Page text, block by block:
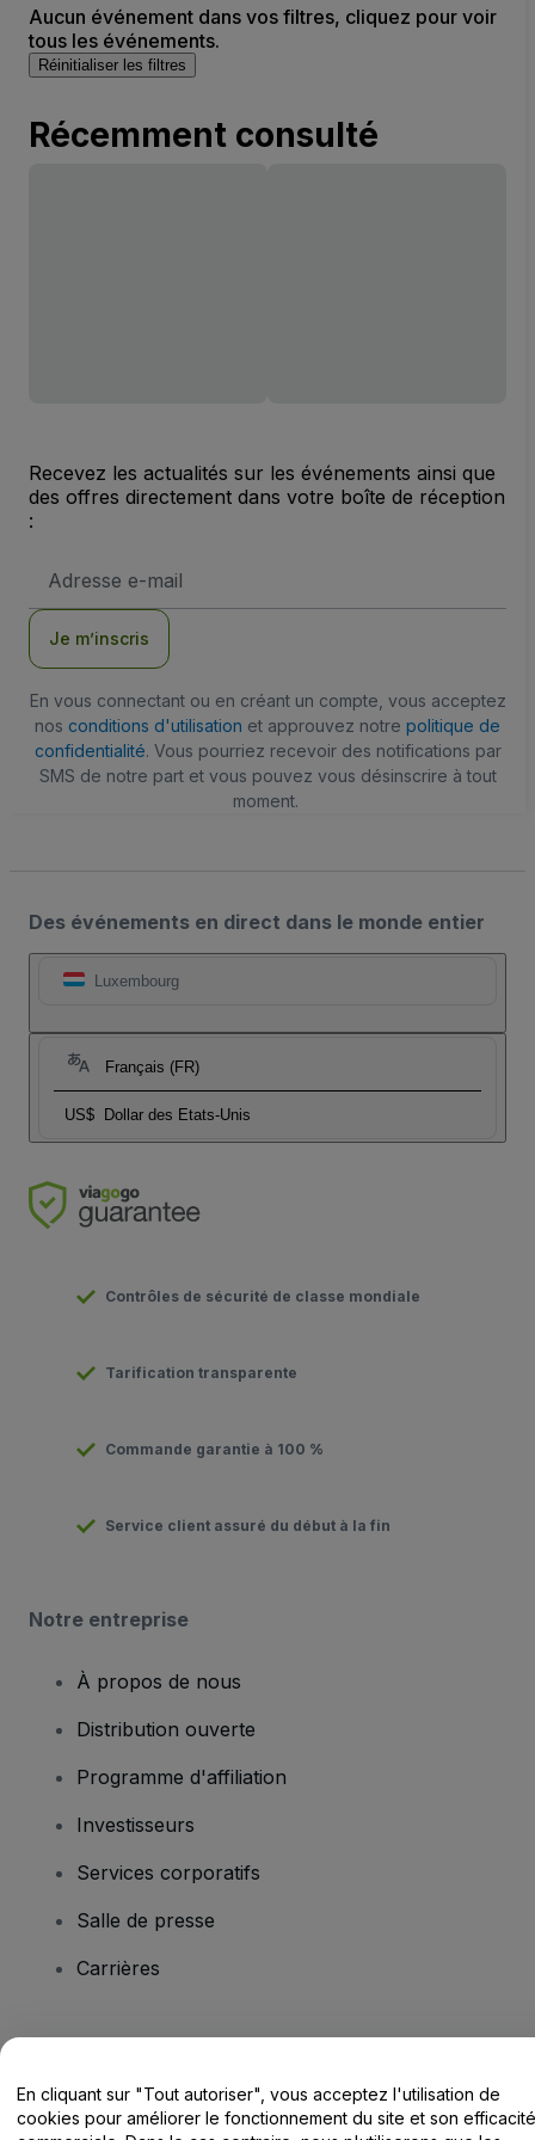
Aucun événement dans vos filtres, cliquez pour voir
tous les événements.
Réinitialiser les filtres
Récemment consulté
Recevez les actualités sur les événements ainsi que
des offres directement dans votre boîte de réception
:
e-
Je m’inscris
En vous connectant ou en créant un compte, vous acceptez
nos conditions d'utilisation et approuvez notre politique de
confidentialité. Vous pourriez recevoir des notifications par
SMS de notre part et vous pouvez vous désinscrire à tout
moment.
Des événements en direct dans le monde entier
Luxembourg
Français (FR)
US$ Dollar des Etats-Unis
Contrôles de sécurité de classe mondiale
Tarification transparente
Commande garantie à 100 %
Service client assuré du début à la fin
Notre entreprise
À propos de nous
Distribution ouverte
Programme d'affiliation
Investisseurs
Services corporatifs
Salle de presse
Carrières
Centre d'assistance / Nous contacter
En cliquant sur "Tout autoriser", vous acceptez l'utilisation de
cookies pour améliorer le fonctionnement du site et son efficacité